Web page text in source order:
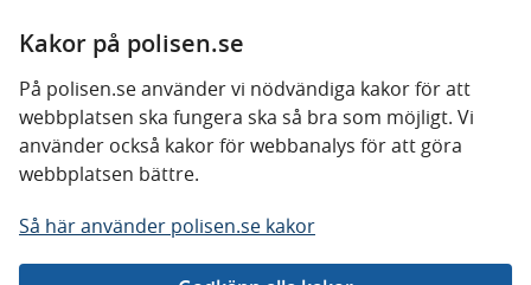
Kakor på polisen.se
På polisen.se använder vi nödvändiga kakor för att
webbplatsen ska fungera ska så bra som möjligt. Vi
använder också kakor för webbanalys för att göra
webbplatsen bättre.
Så här använder polisen.se kakor